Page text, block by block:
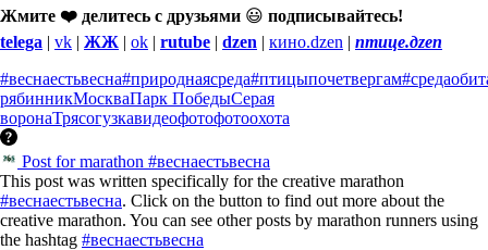
Жмите ❤️ делитесь с друзьями 😃 подписывайтесь!
telega | vk | ЖЖ | ok | rutube | dzen | кино.dzen | птице.дzen
#веснаестьвесна#природнаясреда#птицыпочетвергам
рябинникМоскваПарк ПобедыСерая
воронаТрясогузкавидеофотофотоохота
Post for marathon #веснаестьвесна
This post was written specifically for the creative marathon
#веснаестьвесна. Click on the button to find out more about the
creative marathon. You can see other posts by marathon runners using
the hashtag #веснаестьвесна